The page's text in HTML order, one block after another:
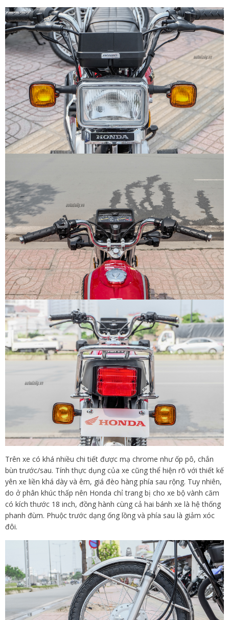
Trên xe có khá nhiều chi tiết được mạ chrome như ốp pô, chắn
bùn trước/sau. Tính thực dụng của xe cũng thể hiện rõ với thiết kế
yên xe liền khá dày và êm, giá đèo hàng phía sau rộng. Tuy nhiên,
do ở phân khúc thấp nên Honda chỉ trang bị cho xe bộ vành căm
có kích thước 18 inch, đồng hành cùng cả hai bánh xe là hệ thống
phanh đùm. Phuộc trước dạng ống lồng và phía sau là giảm xóc
đôi.